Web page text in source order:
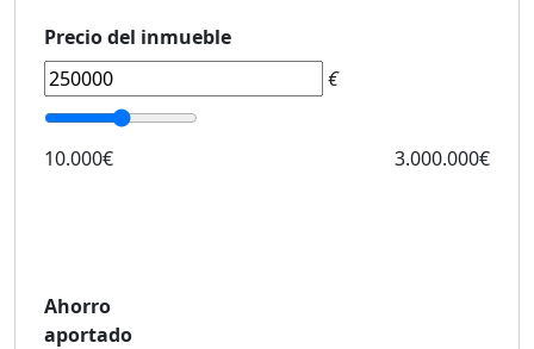
Precio del inmueble
€
10.000€ 3.000.000€
Ahorro
aportado